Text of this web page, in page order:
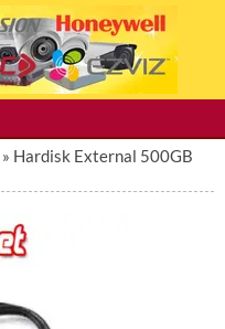
» Hardisk External 500GB